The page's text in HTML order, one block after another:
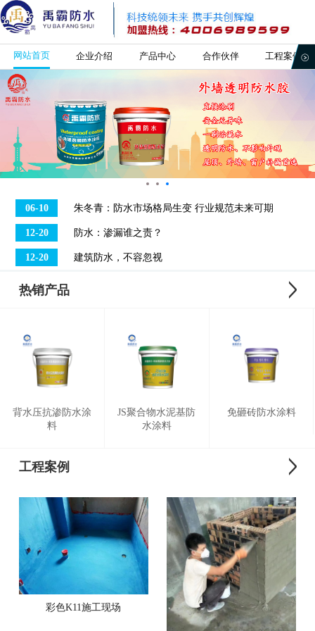
网站首页 企业介绍 产品中心 合作伙伴 工程案例
06-10 朱冬青：防水市场格局生变 行业规范未来可期
12-20 防水：渗漏谁之责？
12-20 建筑防水，不容忽视
热销产品
背水压抗渗防水涂
料
JS聚合物水泥基防
水涂料
免砸砖防水涂料
工程案例
彩色K11施工现场